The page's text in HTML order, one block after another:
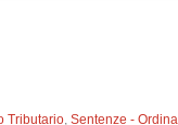
Tributario,Sentenze -